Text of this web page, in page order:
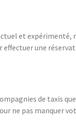
et expérimenté,
effectuer une
de taxis
ne pas manquer